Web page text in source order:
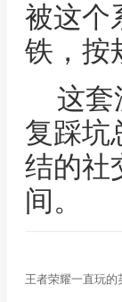
被这个
铁，按
这套
复踩坑
结的社
间。
王者荣耀一直玩的